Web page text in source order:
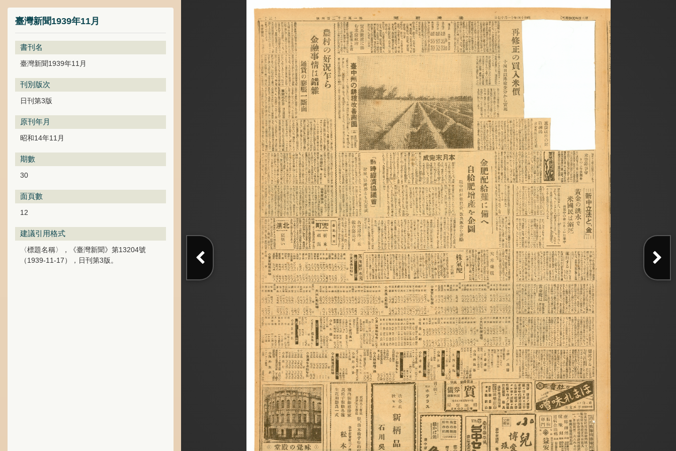
臺灣新聞1939年11月
書刊名
臺灣新聞1939年11月
刊別版次
日刊第3版
原刊年月
昭和14年11月
期數
30
面頁數
12
建議引用格式
〈標題名稱〉，《臺灣新聞》第13204號
（1939-11-17），日刊第3版。